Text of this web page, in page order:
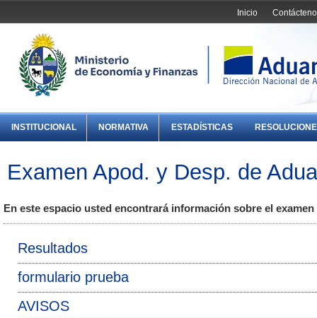
Inicio
INSTITUCIONAL NORMATIVA ESTADÍSTICAS
Examen Apod. y Desp. de
En este espacio usted encontrará información sobre el
Resultados
formulario prueba
AVISOS